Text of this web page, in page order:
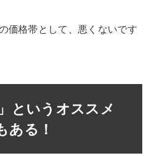
価格帯として、悪くないです
というオススメ
ある！